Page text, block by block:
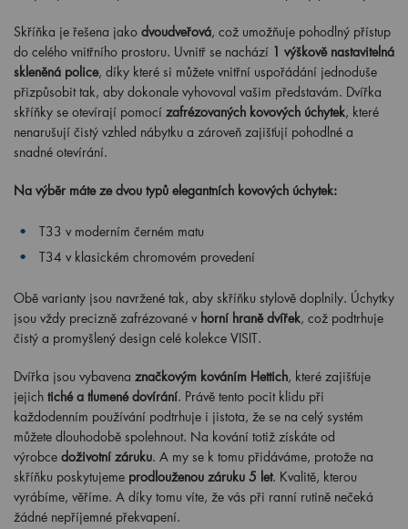
Skříňka je řešena jako dvoudveřová, což umožňuje pohodlný přístup
do celého vnitřního prostoru. Uvnitř se nachází 1 výškově nastavitelná
skleněná police, díky které si můžete vnitřní uspořádání jednoduše
přizpůsobit tak, aby dokonale vyhovoval vašim představám. Dvířka
skříňky se otevírají pomocí zafrézovaných kovových úchytek, které
nenarušují čistý vzhled nábytku a zároveň zajišťují pohodlné a
snadné otevírání.
Na výběr máte ze dvou typů elegantních kovových úchytek:
T33 v moderním černém matu
T34 v klasickém chromovém provedení
Obě varianty jsou navržené tak, aby skříňku stylově doplnily. Úchytky
jsou vždy precizně zafrézované v horní hraně dvířek, což podtrhuje
čistý a promyšlený design celé kolekce VISIT.
Dvířka jsou vybavena značkovým kováním Hettich, které zajišťuje
jejich tiché a tlumené dovírání. Právě tento pocit klidu při
každodenním používání podtrhuje i jistota, že se na celý systém
můžete dlouhodobě spolehnout. Na kování totiž získáte od
výrobce doživotní záruku. A my se k tomu přidáváme, protože na
skříňku poskytujeme prodlouženou záruku 5 let. Kvalitě, kterou
vyrábíme, věříme. A díky tomu víte, že vás při ranní rutině nečeká
žádné nepříjemné překvapení.